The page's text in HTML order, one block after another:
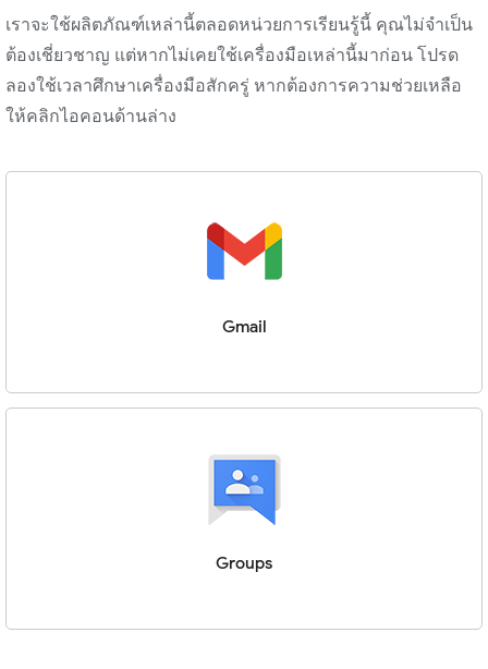
เราจะใช้ผลิตภัณฑ์เหล่านี้ตลอดหน่วยการเรียนรู้นี้ คุณไม่จำเป็น
ต้องเชี่ยวชาญ แต่หากไม่เคยใช้เครื่องมือเหล่านี้มาก่อน โปรด
ลองใช้เวลาศึกษาเครื่องมือสักครู่ หากต้องการความช่วยเหลือ
ให้คลิกไอคอนด้านล่าง
Gmail
Groups